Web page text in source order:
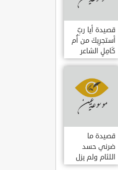
قصيدة أيا ربِّ
أستجرِيكَ من أُم
كَامِلٍ الشاعر
العوام بن عقبة
قصيدة ما
ضرني حسد
اللئام ولم يزل
الشاعر عمارة بن